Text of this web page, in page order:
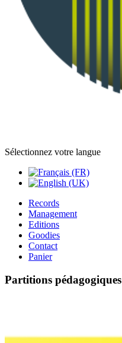
Sélectionnez votre langue
Records
Management
Editions
Goodies
Contact
Panier
Partitions pédagogiques